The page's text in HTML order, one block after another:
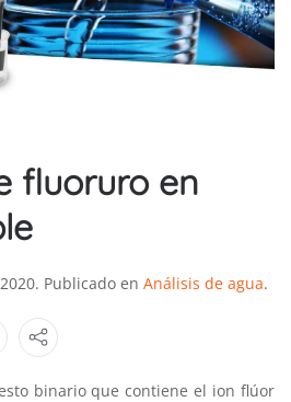
fluoruro en
. Publicado en Análisis de agua.
binario que contiene el ion flúor